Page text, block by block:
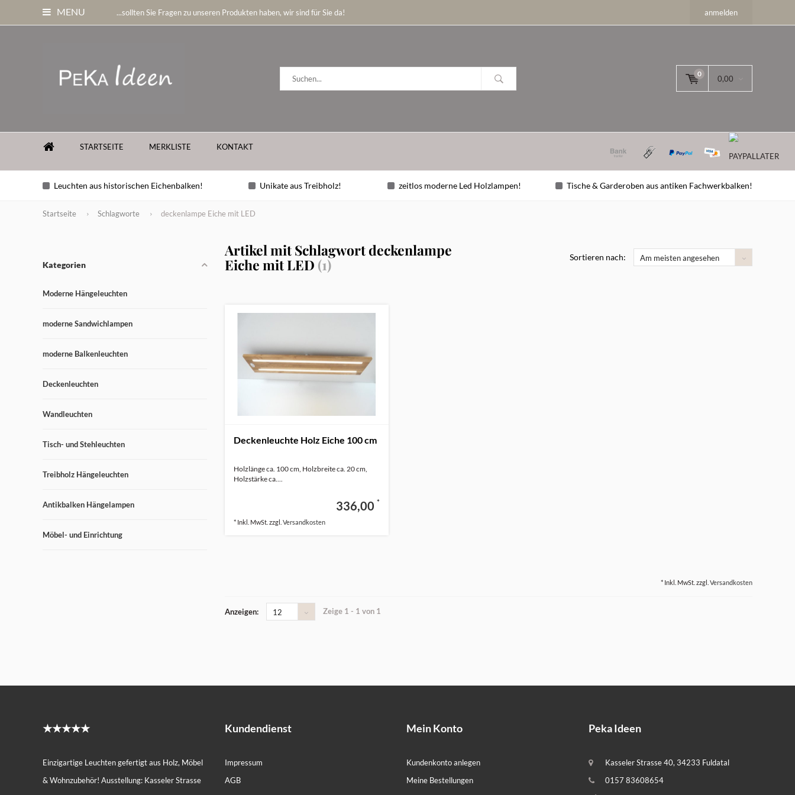
MENU ...sollten Sie Fragen zu unseren Produkten haben, wir sind für Sie da! anmelden
0
0,00
STARTSEITE MERKLISTE KONTAKT
Leuchten aus historischen Eichenbalken! Unikate aus Treibholz! zeitlos moderne Led Holzlampen! Tische & Garderoben aus antiken Fachwerkbalken!
Startseite Schlagworte deckenlampe Eiche mit LED
Kategorien
Moderne Hängeleuchten
moderne Sandwichlampen
moderne Balkenleuchten
Deckenleuchten
Wandleuchten
Tisch- und Stehleuchten
Treibholz Hängeleuchten
Antikbalken Hängelampen
Möbel- und Einrichtung
Artikel mit Schlagwort deckenlampe
Eiche mit LED (1) Sortieren nach: Am meisten angesehen
Deckenleuchte Holz Eiche 100 cm
Holzlänge ca. 100 cm, Holzbreite ca. 20 cm,
Holzstärke ca....
336,00 *
* Inkl. MwSt. zzgl. Versandkosten
* Inkl. MwSt. zzgl. Versandkosten
Anzeigen: 12 Zeige 1 - 1 von 1
★★★★★
Einzigartige Leuchten gefertigt aus Holz, Möbel
& Wohnzubehör! Ausstellung: Kasseler Strasse
Kundendienst
Impressum
AGB
Mein Konto
Kundenkonto anlegen
Meine Bestellungen
Peka Ideen
Kasseler Strasse 40, 34233 Fuldatal
0157 83608654